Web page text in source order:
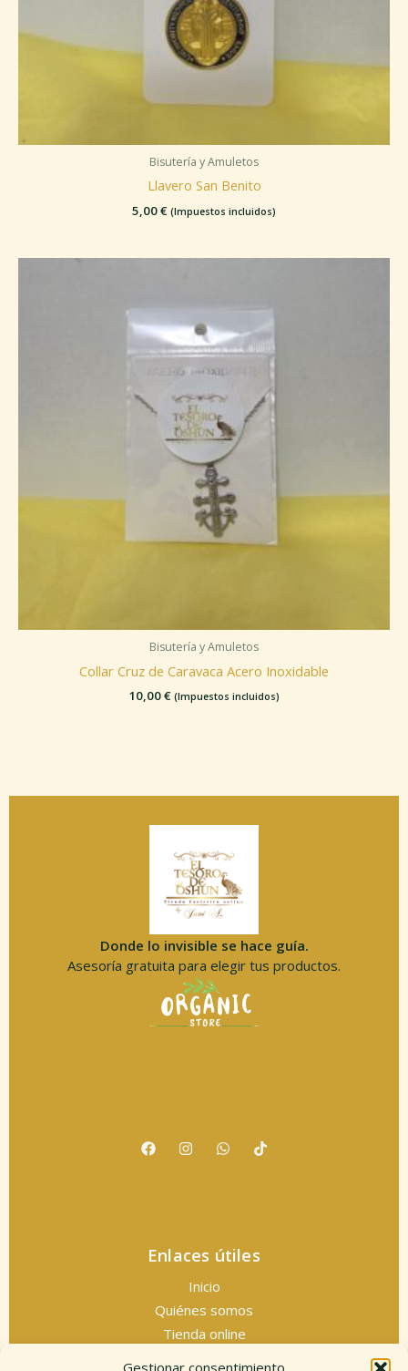
Gestionar consentimiento
Bisutería y Amuletos
Llavero San Benito
5,00€ (Impuestos incluidos)
Bisutería y Amuletos
Collar Cruz de Caravaca Acero Inoxidable
10,00€ (Impuestos incluidos)
Donde lo invisible se hace guía.
Asesoría gratuita para elegir tus productos.
Enlaces útiles
Inicio
Quiénes somos
Tienda online